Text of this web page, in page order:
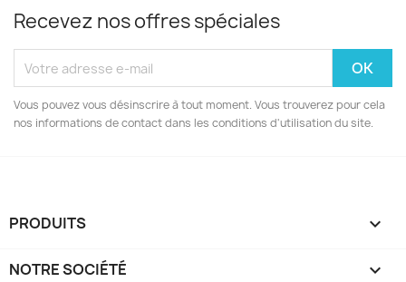
Recevez nos offres spéciales
Vous pouvez vous désinscrire à tout moment. Vous trouverez pour cela
nos informations de contact dans les conditions d'utilisation du site.
PRODUITS 
NOTRE SOCIÉTÉ 